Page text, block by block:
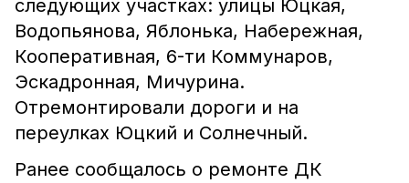
следующих участках: улицы Юцкая,
Водопьянова, Яблонька, Набережная,
Кооперативная, 6-ти Коммунаров,
Эскадронная, Мичурина.
Отремонтировали дороги и на
переулках Юцкий и Солнечный.
Ранее сообщалось о ремонте ДК